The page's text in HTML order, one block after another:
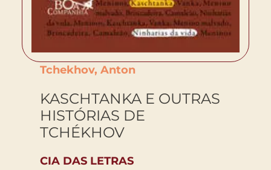
Tchekhov, Anton
KASCHTANKA E OUTRAS
HISTÓRIAS DE
TCHÉKHOV
CIA DAS LETRAS